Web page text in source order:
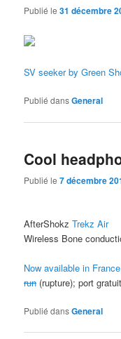
Publié le31 décembre
SV seeker by Green
Publié dansGeneral
Cool
Publié le7 décembre
AfterShokzTrekz Air
Wireless Bone
Now available in France
run (rupture); port
Publié dansGeneral